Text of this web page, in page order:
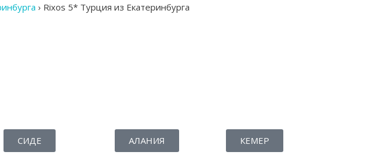
› Rixos 5* Турция из Екатеринбурга
СИДЕ АЛАНИЯ КЕМЕР